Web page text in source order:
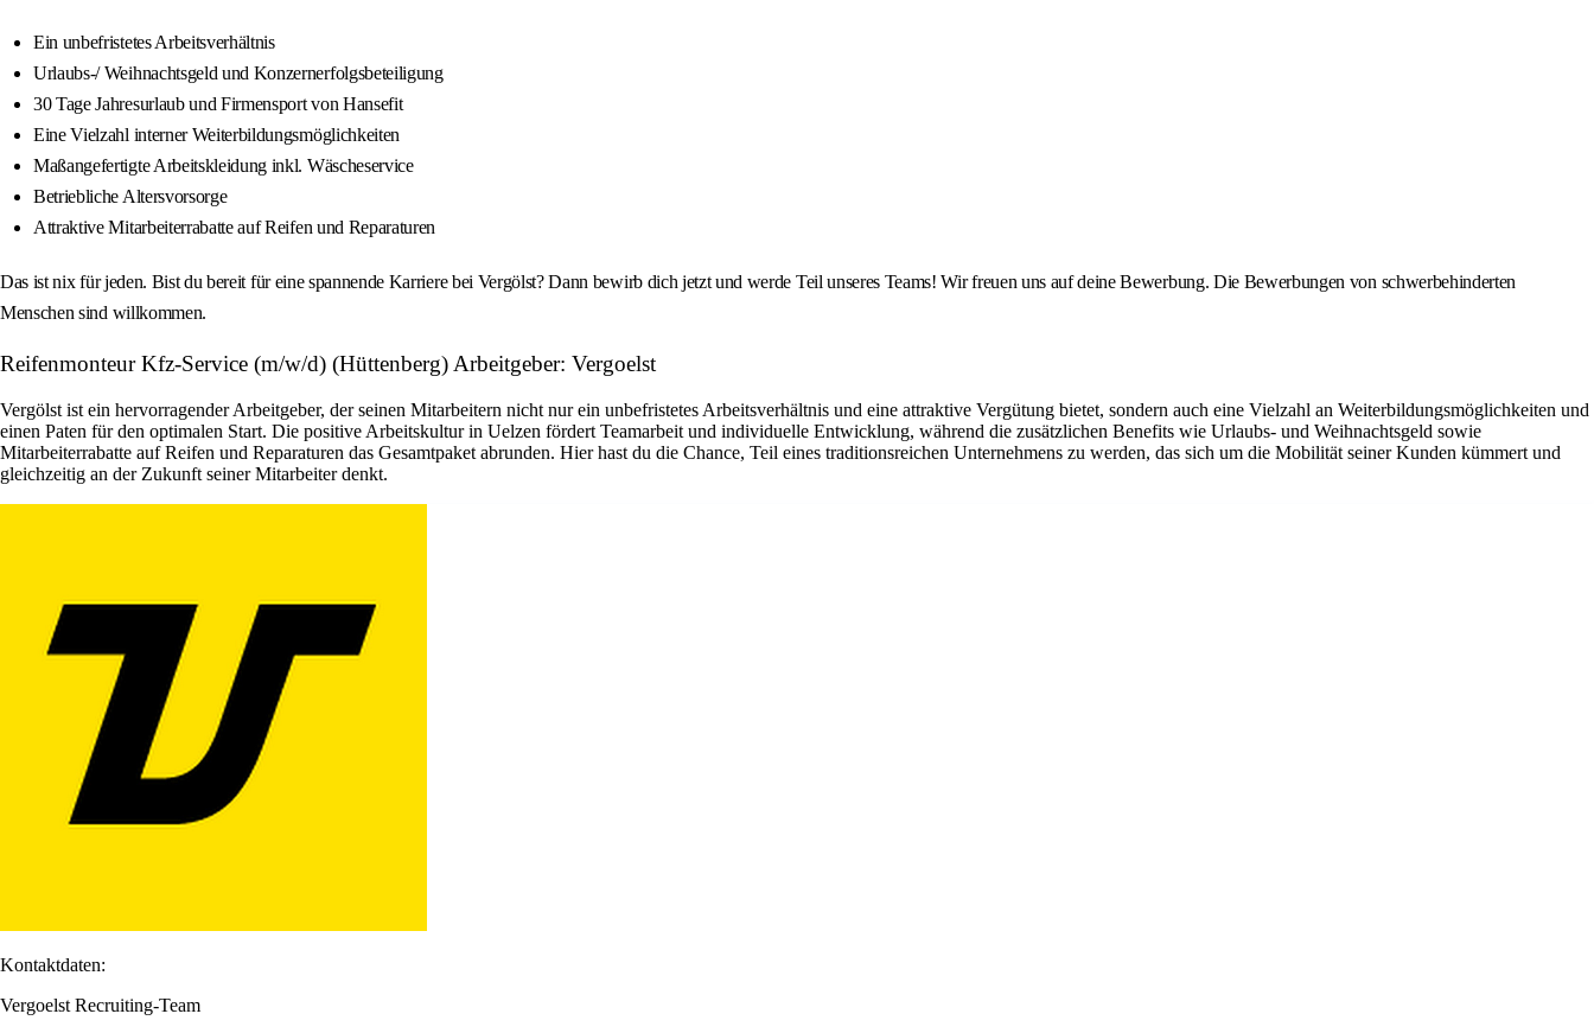
Ein unbefristetes Arbeitsverhältnis
Urlaubs-/ Weihnachtsgeld und Konzernerfolgsbeteiligung
30 Tage Jahresurlaub und Firmensport von Hansefit
Eine Vielzahl interner Weiterbildungsmöglichkeiten
Maßangefertigte Arbeitskleidung inkl. Wäscheservice
Betriebliche Altersvorsorge
Attraktive Mitarbeiterrabatte auf Reifen und Reparaturen
Das ist nix für jeden. Bist du bereit für eine spannende Karriere bei Vergölst? Dann bewirb dich jetzt und werde Teil unseres Teams! Wir freuen uns auf deine Bewerbung. Die Bewerbungen von schwerbehinderten
Menschen sind willkommen.
Reifenmonteur Kfz-Service (m/w/d) (Hüttenberg) Arbeitgeber: Vergoelst
Vergölst ist ein hervorragender Arbeitgeber, der seinen Mitarbeitern nicht nur ein unbefristetes Arbeitsverhältnis und eine attraktive Vergütung bietet, sondern auch eine Vielzahl an Weiterbildungsmöglichkeiten und
einen Paten für den optimalen Start. Die positive Arbeitskultur in Uelzen fördert Teamarbeit und individuelle Entwicklung, während die zusätzlichen Benefits wie Urlaubs- und Weihnachtsgeld sowie
Mitarbeiterrabatte auf Reifen und Reparaturen das Gesamtpaket abrunden. Hier hast du die Chance, Teil eines traditionsreichen Unternehmens zu werden, das sich um die Mobilität seiner Kunden kümmert und
gleichzeitig an der Zukunft seiner Mitarbeiter denkt.
Kontaktdaten:
Vergoelst Recruiting-Team